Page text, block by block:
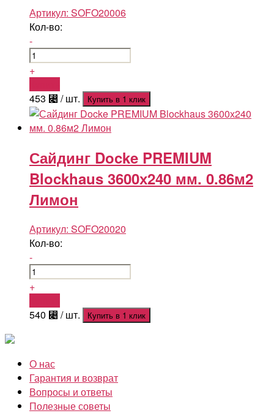
Артикул: SOFO20006
Кол-во:
-
+
453 ⃄ / шт. Купить в 1 клик
Сайдинг Docke PREMIUM
Blockhaus 3600х240 мм. 0.86м2
Лимон
Артикул: SOFO20020
Кол-во:
-
+
540 ⃄ / шт. Купить в 1 клик
О нас
Гарантия и возврат
Вопросы и ответы
Полезные советы